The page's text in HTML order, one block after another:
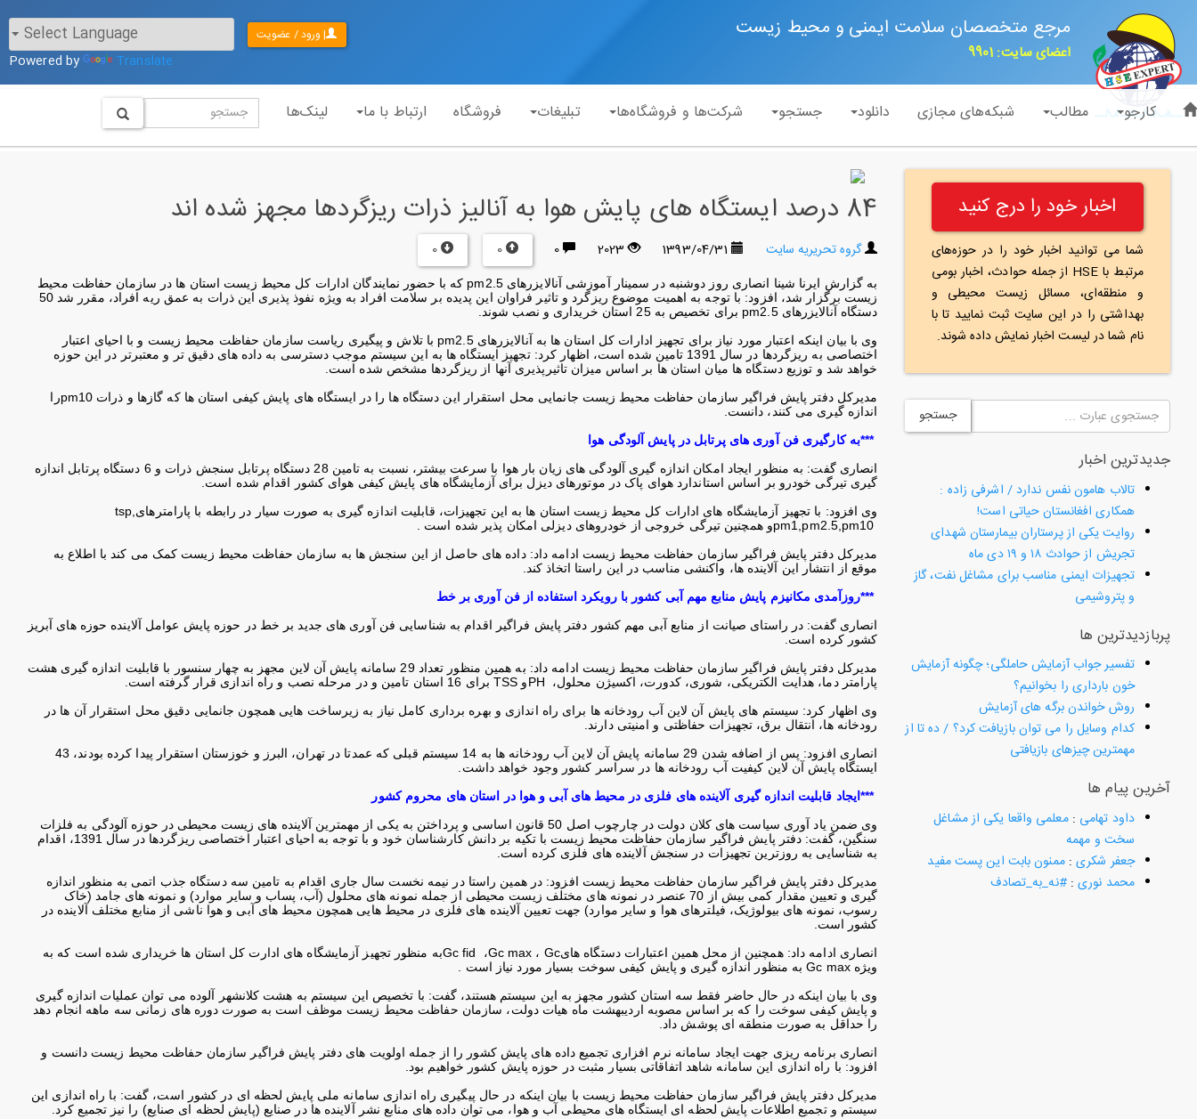
مرجع متخصصان سلامت ایمنی و محیط زیست
اعضای سایت: 9901 Powered by Translate
| ورود / عضویت
کارجو مطالب شبکه‌های مجازی دانلود جستجو شرکت‌ها و فروشگاه‌ها تبلیغات فروشگاه ارتباط با ما لینک‌ها
اخبار خود را درج کنید
شما می توانید اخبار خود را در حوزه‌های
مرتبط با HSE از جمله حوادث، اخبار بومی
و منطقه‌ای، مسائل زیست محیطی و
بهداشتی را در این سایت ثبت نمایید تا با
نام شما در لیست اخبار نمایش داده شوند.
جستجو
جدیدترین اخبار
تالاب هامون نفس ندارد / اشرفی زاده :
همکاری افغانستان حیاتی است!
روایت یکی از پرستاران بیمارستان شهدای
تجریش از حوادث ۱۸ و ۱۹ دی ماه
تجهیزات ایمنی مناسب برای مشاغل نفت، گاز
و پتروشیمی
پربازدیدترین ها
تفسیر جواب آزمایش حاملگی؛ چگونه آزمایش
خون بارداری را بخوانیم؟
روش خواندن برگه های آزمایش
کدام وسایل را می توان بازیافت کرد؟ / ده تا از
مهمترین چیزهای بازیافتی
آخرین پیام ها
داود تهامی :معلمی واقعا یکی از مشاغل
سخت و مهمه
جعفر شکری:ممنون بابت این پست مفید
محمد نوری:#نه_به_تصادف
84 درصد ایستگاه های پایش هوا به آنالیز ذرات ریزگردها مجهز شده اند
گروه تحریریه سایت 1393/04/31
2023
0
0
0
به گزارش ایرنا شینا انصاری روز دوشنبه در سمینار آموزشی آنالایزرهای pm2.5 که با حضور نمایندگان ادارات کل محیط زیست استان ها در سازمان حفاظت محیط
زیست برگزار شد، افزود: با توجه به اهمیت موضوع ریزگرد و تاثیر فراوان این پدیده بر سلامت افراد به ویژه نفوذ پذیری این ذرات به عمق ریه افراد، مقرر شد 50
دستگاه آنالایزرهای pm2.5 برای تخصیص به 25 استان خریداری و نصب شوند
وی با بیان اینکه اعتبار مورد نیاز برای تجهیز ادارات کل استان ها به آنالایزرهای pm2.5 با تلاش و پیگیری ریاست سازمان حفاظت محیط زیست و با احیای اعتبار
اختصاصی به ریزگردها در سال 1391 تامین شده است، اظهار کرد: تجهیز ایستگاه ها به این سیستم موجب دسترسی به داده های دقیق تر و معتبرتر در این حوزه
خواهد شد و توزیع دستگاه ها میان استان ها بر اساس میزان تاثیرپذیری آنها از ریزگردها مشخص شده است
مدیرکل دفتر پایش فراگیر سازمان حفاظت محیط زیست جانمایی محل استقرار این دستگاه ها را در ایستگاه های پایش کیفی استان ها که گازها و ذرات pm10را
اندازه گیری می کنند، دانست
***به کارگیری فن آوری های پرتابل در پایش آلودگی هوا
انصاری گفت: به منظور ایجاد امکان اندازه گیری آلودگی های زیا
ن بار هوا با سرعت بیشتر، نسبت به تامین 28 دستگاه پرتابل سنجش ذرات و 6 دستگاه پرتابل اندازه
گیری تیرگی خودرو بر اساس استاندارد هوای پاک در موتورهای دیزل برای آزمایشگاه های پایش کیفی هوای کشور اقدام شده است
وی افزود: با تجهیز آزمایشگاه های ادارات کل محیط زیست استان ها به این تجهیزات، قابلیت اندازه گیری به صورت سیار در رابطه با پارامترهای tsp,
pm1,pm2.5,pm10و همچنین تیرگی خروجی از خودروهای دیزلی امکان پذیر شده است
مدیرکل دفتر پایش فراگیر سازمان حفاظت محیط زیست ادامه داد: داده های حاصل از این سنجش ها به سازمان حفاظت محیط زیست کمک می کند با اطلاع به
موقع از انتشار این آلاینده ها، واکنشی مناسب در این راستا اتخاذ کند
***روزآمدی مکانیزم پایش منابع مهم آبی کشور با رویکرد استفاده از فن آوری بر خط
انصاری گفت: در راستای صیانت از منابع آبی مهم کشور دفتر پایش فراگیر اقدام به شناسایی فن آوری های جدید بر خط در حوزه پایش عوامل آلاینده حوزه های آبریز
کشور کرده است
مدیرکل دفتر پایش فراگیر سازمان حفاظت محیط زیست ادامه داد: به همین منظور تعداد 29 سامانه پایش آن لاین مجهز به چهار سنسور با قابلیت اندازه گیری هشت
پارامتر دما، هدایت الکتریکی، شوری، کدورت، اکسیژن محلول،
PHو TSS برای 16 استان تامین و در مرحله نصب و راه اندازی قرار گرفته است
وی اظهار کرد: سیستم های پایش آن لاین آب رودخانه ها برای راه اندازی و بهره برداری کامل نیاز به زیرساخت هایی همچون جانمایی دقیق محل استقرار آن ها در
رودخانه ها، انتقال برق، تجهیزات حفاظتی و امنیتی دارند
انصاری افزود: پس از اضافه شدن 29 سامانه پایش آن لاین آب رودخانه ها به 14 سیستم قبلی که عمدتا در تهران، البرز و خوزستان استقرار پیدا کرده بودند، 43
ایستگاه پایش آن لاین کیفیت آب رودخانه ها در سراسر کشور وجود خواهد داشت
***ایجاد قابلیت اندازه گیری آلاینده های فلزی در محیط های آبی و هوا در استان های محروم کشور
وی ضمن یاد آوری سیاست های کلان دولت در چارچوب اصل 50 قانون اساسی و پرداختن به یکی از مهمترین آلاینده های زیست محیطی در حوزه آلودگی به فلزات
سنگین، گفت: دفتر پایش فراگیر سازمان حفاظت محیط زیست با تکیه بر دانش کارشناسان خود و با توجه به احیای اعتبار اختصاصی ریزگردها در سال 1391، اقدام
به شناسایی به روزترین تجهیزات در سنجش آلاینده های فلزی کرده است
مدیرکل دفتر پایش فراگیر سازمان حفاظت محیط زیست افزود: در همین راستا در نیمه نخست سال جاری اقدام به تامین سه دستگاه جذب اتمی به منظور اندازه
گیری و تعیین مقدار کمی بیش از 70 عنصر در نمونه های مختلف زیست محیطی از جمله نمونه های محلول (آب، پساب و سایر موارد) و نمونه های جامد (خاک
رسوب، نمونه های بیولوژیک، فیلترهای هوا و سایر موارد) جهت تعیین آلاینده های فلزی در محیط هایی همچون محیط های آبی و هوا ناشی از منابع مختلف آلاینده در
کشور است
انصاری ادامه داد: همچنین از محل همین اعتبارات دستگاه هایGc ، Gc max، Gc fidبه منظور تجهیز آزمایشگاه های ادارت کل استان ها خریداری شده است که به
ویژه Gc max به منظور اندازه گیری و پایش کیفی سوخت بسیار مورد نیاز است
وی با بیان اینکه در حال حاضر فقط سه استان کشور مجهز به این سیستم هستند، گفت: با تخصیص این سیستم به هشت کلانشهر آلوده می توان عملیات اندازه گیری
و پایش کیفی سوخت را که بر اساس مصوبه اردیبهشت ماه هیات دولت، سازمان حفاظت محیط زیست موظف است به صورت دوره های زمانی سه ماهه انجام دهد
را حداقل به صورت منطقه ای پوشش داد
انصاری برنامه ریزی جهت ایجاد سامانه نرم افزاری تجمیع داده های پایش کشور را از جمله اولویت های دفتر پایش فراگیر سازمان حفاظت محیط زیست دانست و
افزود: با راه اندازی این سامانه شاهد اتفاقاتی بسیار مثبت در حوزه پایش کشور خواهیم بود
مدیرکل دفتر پایش فراگیر سازمان حفاظت محیط زیست با بیان اینکه در حال پیگیری راه اندازی سامانه ملی پایش لحظه ای در کشور است، گفت: با راه اندازی این
سیستم و تجمیع اطلاعات پایش لحظه ای ایستگاه های محیطی آب و هوا، می توان داده های منابع نشر آلاینده ها در صنایع (پایش لحظه ای صنایع) را نیز تجمیع کرد